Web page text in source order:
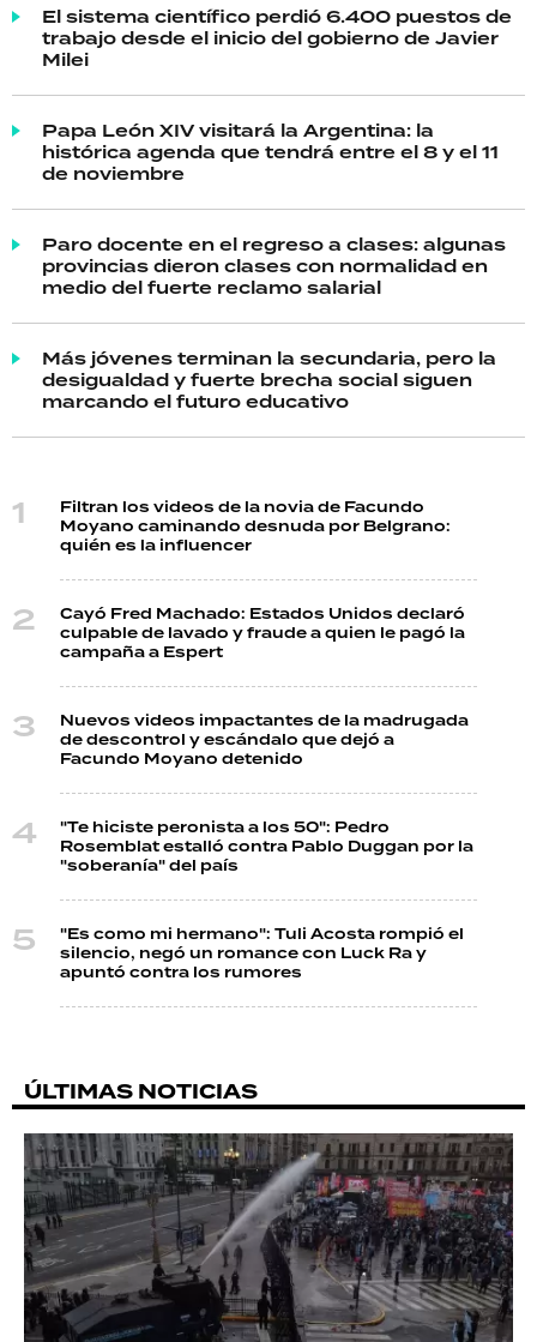
El sistema científico perdió 6.400 puestos de
trabajo desde el inicio del gobierno de Javier
Milei
Papa León XIV visitará la Argentina: la
histórica agenda que tendrá entre el 8 y el 11
de noviembre
Paro docente en el regreso a clases: algunas
provincias dieron clases con normalidad en
medio del fuerte reclamo salarial
Más jóvenes terminan la secundaria, pero la
desigualdad y fuerte brecha social siguen
marcando el futuro educativo
Filtran los videos de la novia de Facundo
Moyano caminando desnuda por Belgrano:
quién es la influencer
Cayó Fred Machado: Estados Unidos declaró
culpable de lavado y fraude a quien le pagó la
campaña a Espert
Nuevos videos impactantes de la madrugada
de descontrol y escándalo que dejó a
Facundo Moyano detenido
"Te hiciste peronista a los 50": Pedro
Rosemblat estalló contra Pablo Duggan por la
"soberanía" del país
"Es como mi hermano": Tuli Acosta rompió el
silencio, negó un romance con Luck Ra y
apuntó contra los rumores
ÚLTIMAS NOTICIAS